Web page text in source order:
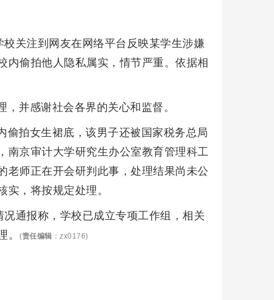
关注到网友在网络平台反映某学生涉嫌
内偷拍他人隐私属实，情节严重。依据相
并感谢社会各界的关心和监督。
拍女生裙底，该男子还被国家税务总局
京审计大学研究生办公室教育管理科工
老师正在开会研判此事，处理结果尚未公
，将按规定处理。
通报称，学校已成立专项工作组，相关
(责任编辑 ：zx0176)